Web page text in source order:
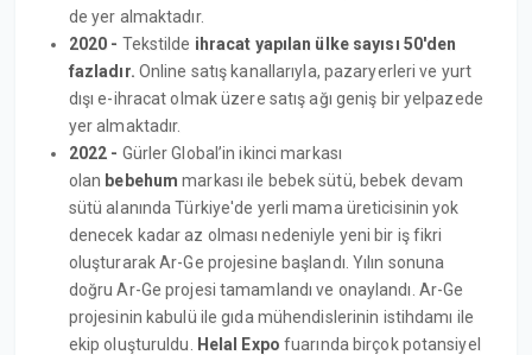
de yer almaktadır.
2020 - Tekstilde ihracat yapılan ülke sayısı 50'den
fazladır. Online satış kanallarıyla, pazaryerleri ve yurt
dışı e-ihracat olmak üzere satış ağı geniş bir yelpazede
yer almaktadır.
2022 - Gürler Global’in ikinci markası
olan bebehum markası ile bebek sütü, bebek devam
sütü alanında Türkiye'de yerli mama üreticisinin yok
denecek kadar az olması nedeniyle yeni bir iş fikri
oluşturarak Ar-Ge projesine başlandı. Yılın sonuna
doğru Ar-Ge projesi tamamlandı ve onaylandı. Ar-Ge
projesinin kabulü ile gıda mühendislerinin istihdamı ile
ekip oluşturuldu.
Helal Expo fuarında birçok potansiyel